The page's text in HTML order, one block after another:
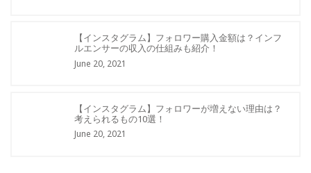
【インスタグラム】フォロワー購入金額は？インフ
ルエンサーの収入の仕組みも紹介！
June 20, 2021
【インスタグラム】フォロワーが増えない理由は？
考えられるもの10選！
June 20, 2021